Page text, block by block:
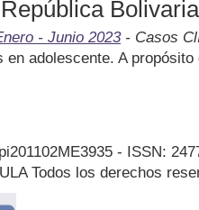
- Junio 2023- Casos
en adolescente. A propósito
- ISSN:
Todos los derechos